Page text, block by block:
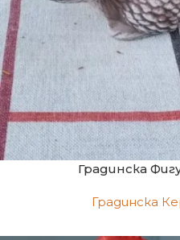
Градинска
Градинска